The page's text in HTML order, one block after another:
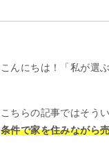
こんにちは！「私が選
こちらの記事ではそうい
条件で家を住みながら